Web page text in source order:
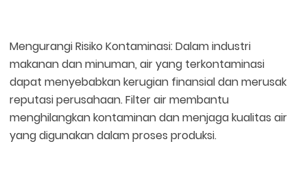
Mengurangi Risiko Kontaminasi: Dalam industri
makanan dan minuman, air yang terkontaminasi
dapat menyebabkan kerugian finansial dan merusak
reputasi perusahaan. Filter air membantu
menghilangkan kontaminan dan menjaga kualitas air
yang digunakan dalam proses produksi.